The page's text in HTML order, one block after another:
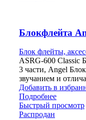
Блокфлейта
Блок флейты,
ASRG-600 Classic
3 части, Angel
звучанием и
Добавить в
Подробнее
Быстрый просмотр
Распродан